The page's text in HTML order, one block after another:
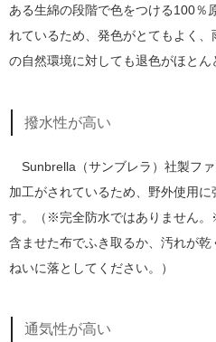
ある生綿の段階で色をつける100％
れているため、発色がとてもよく
の自然環境に対しても退色がほとん
撥水性が高い
Sunbrella（サンブレラ）社製フ
加工がされているため、野外使用
す。（※完全防水ではありません
含ませた布でふき取るか、汚れが
ねいに落としてください。）
通気性が高い